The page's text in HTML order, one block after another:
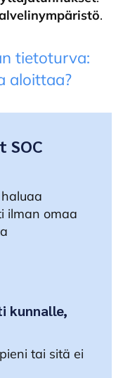
.
tietoturva:
aloittaa?
SOC
ilman omaa
kunnalle,
tai sitä ei